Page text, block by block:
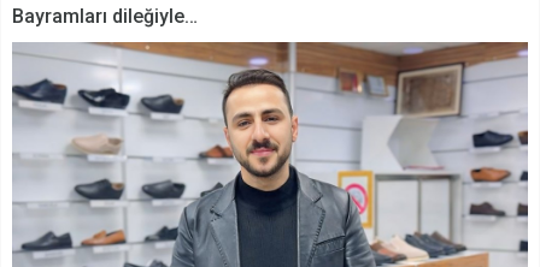
Bayramları dileğiyle…